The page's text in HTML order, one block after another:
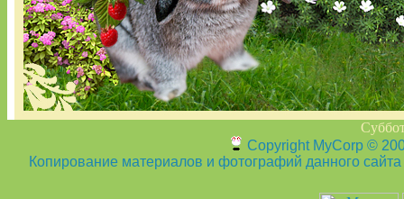
Copyright MyCorp ©
Копирование материалов и фотографий данного